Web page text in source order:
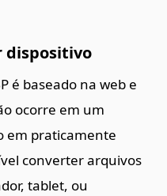
dispositivo
é baseado na web e
ocorre em um
em praticamente
converter arquivos
tablet, ou